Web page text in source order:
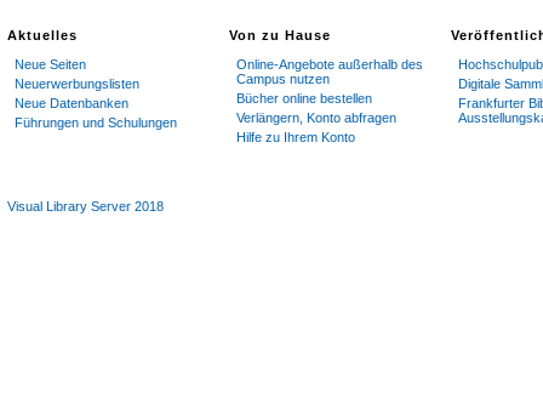
Aktuelles
Neue Seiten
Neuerwerbungslisten
Neue Datenbanken
Führungen und Schulungen
Von zu Hause
Online-Angebote außerhalb des
Campus nutzen
Bücher online bestellen
Verlängern, Konto abfragen
Hilfe zu Ihrem Konto
Digitale
Frankfurter
Visual Library Server 2018